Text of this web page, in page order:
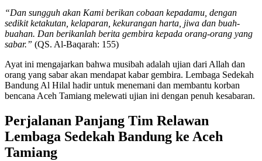
“Dan sungguh akan Kami berikan cobaan kepadamu, dengan
sedikit ketakutan, kelaparan, kekurangan harta, jiwa dan buah-
buahan. Dan berikanlah berita gembira kepada orang-orang yang
sabar.” (QS. Al-Baqarah: 155)
Ayat ini mengajarkan bahwa musibah adalah ujian dari Allah dan
orang yang sabar akan mendapat kabar gembira. Lembaga Sedekah
Bandung Al Hilal hadir untuk menemani dan membantu korban
bencana Aceh Tamiang melewati ujian ini dengan penuh kesabaran.
Perjalanan Panjang Tim Relawan
Lembaga Sedekah Bandung ke Aceh
Tamiang